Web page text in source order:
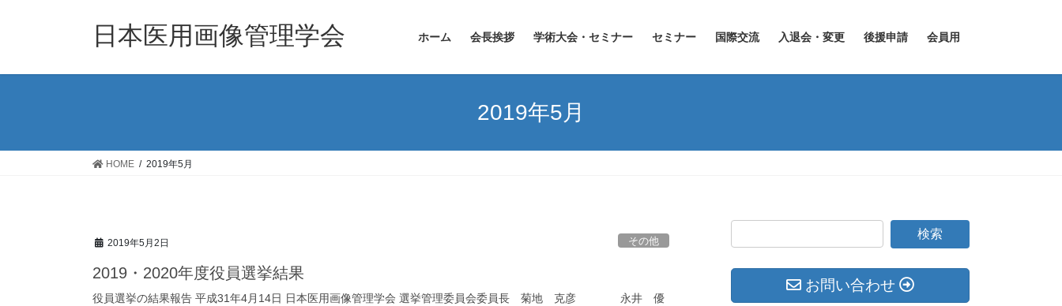
日本医用画像管理学会 ホーム 会長挨拶 学術大会・セミナー セミナー 国際交流 入退会・変更 後援申請 会員用
2019年5月
HOME 2019年5月
2019年5月2日 その他
2019・2020年度役員選挙結果
役員選挙の結果報告 平成31年4月14日 日本医用画像管理学会 選挙管理委員会委員長 菊地 克彦 永井 優
お問い合わせ